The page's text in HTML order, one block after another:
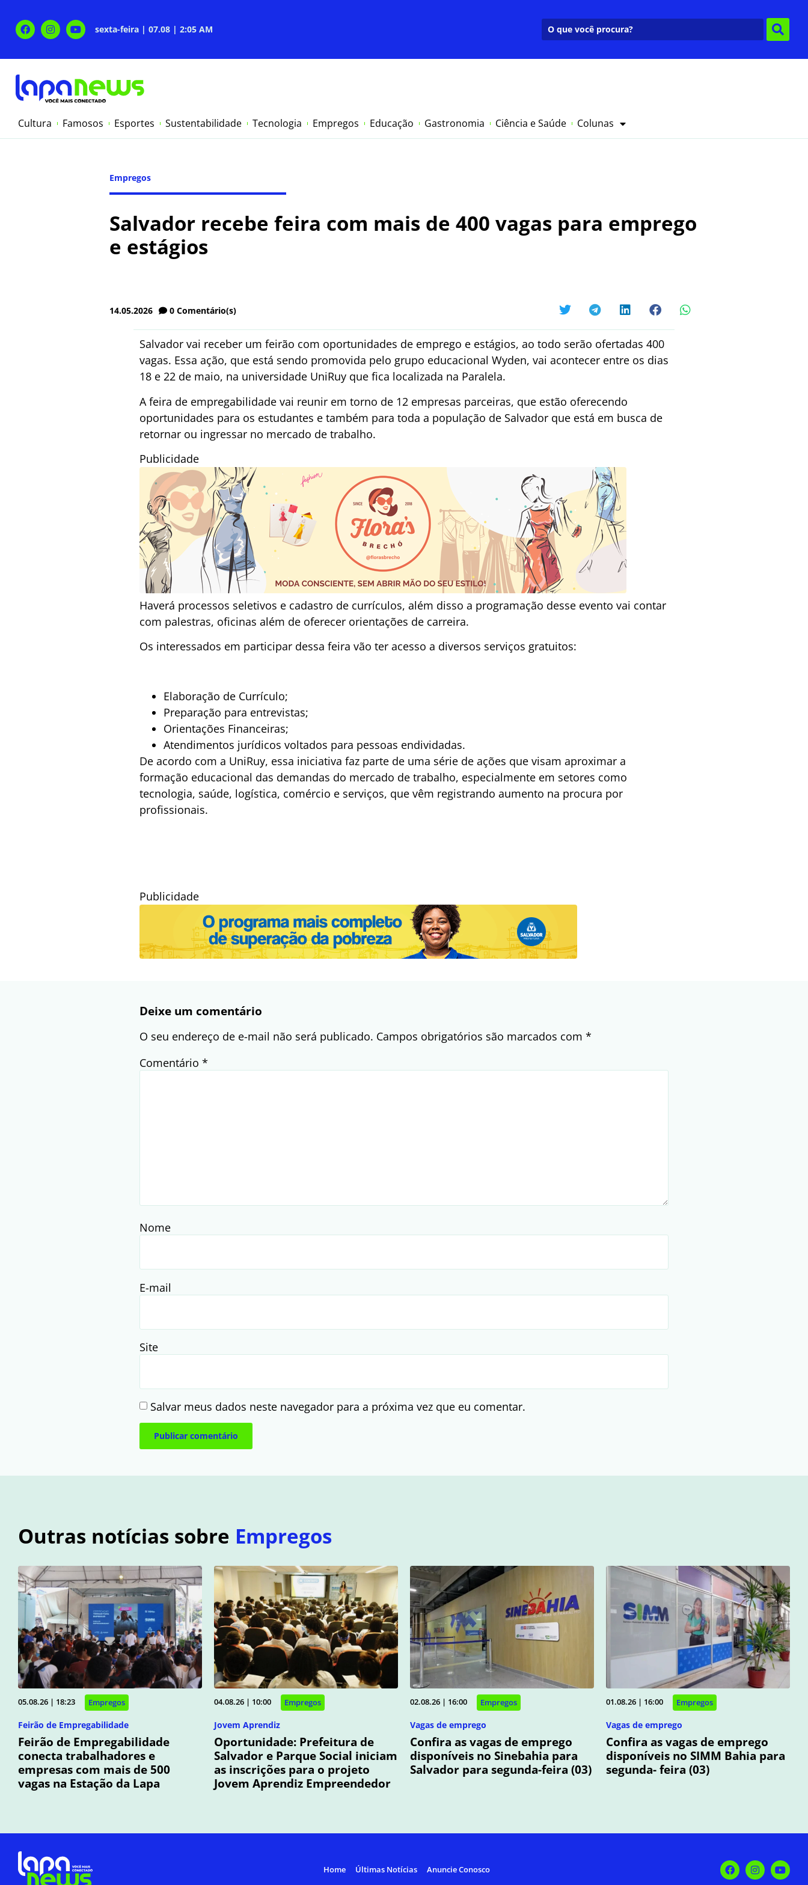
sexta-feira | 07.08 | 2:05 AM
Cultura Famosos Esportes Sustentabilidade Tecnologia Empregos Educação Gastronomia Ciência e Saúde Colunas
Empregos
Salvador recebe feira com mais de 400 vagas para emprego
e estágios
14.05.2026 0 Comentário(s)
Salvador vai receber um feirão com oportunidades de emprego e estágios, ao todo serão ofertadas 400
vagas. Essa ação, que está sendo promovida pelo grupo educacional Wyden, vai acontecer entre os dias
18 e 22 de maio, na universidade UniRuy que fica localizada na Paralela.
A feira de empregabilidade vai reunir em torno de 12 empresas parceiras, que estão oferecendo
oportunidades para os estudantes e também para toda a população de Salvador que está em busca de
retornar ou ingressar no mercado de trabalho.
Publicidade
Haverá processos seletivos e cadastro de currículos, além disso a programação desse evento vai contar
com palestras, oficinas além de oferecer orientações de carreira.
Os interessados em participar dessa feira vão ter acesso a diversos serviços gratuitos:
Elaboração de Currículo;
Preparação para entrevistas;
Orientações Financeiras;
Atendimentos jurídicos voltados para pessoas endividadas.
De acordo com a UniRuy, essa iniciativa faz parte de uma série de ações que visam aproximar a
formação educacional das demandas do mercado de trabalho, especialmente em setores como
tecnologia, saúde, logística, comércio e serviços, que vêm registrando aumento na procura por
profissionais.
Publicidade
Deixe um comentário
O seu endereço de e-mail não será publicado. Campos obrigatórios são marcados com *
Comentário *
Nome
E-mail
Site
Salvar meus dados neste navegador para a próxima vez que eu comentar.
Outras notícias sobre Empregos
05.08.26 | 18:23 Empregos
Feirão de Empregabilidade
Feirão de Empregabilidade
conecta trabalhadores e
empresas com mais de 500
vagas na Estação da Lapa
04.08.26 | 10:00 Empregos
Jovem Aprendiz
Oportunidade: Prefeitura de
Salvador e Parque Social iniciam
as inscrições para o projeto
Jovem Aprendiz Empreendedor
02.08.26 | 16:00 Empregos
Vagas de emprego
Confira as vagas de emprego
disponíveis no Sinebahia para
Salvador para segunda-feira (03)
01.08.26 | 16:00 Empregos
Vagas de emprego
Confira as vagas de emprego
disponíveis no SIMM Bahia para
segunda- feira (03)
Home Últimas Notícias Anuncie Conosco